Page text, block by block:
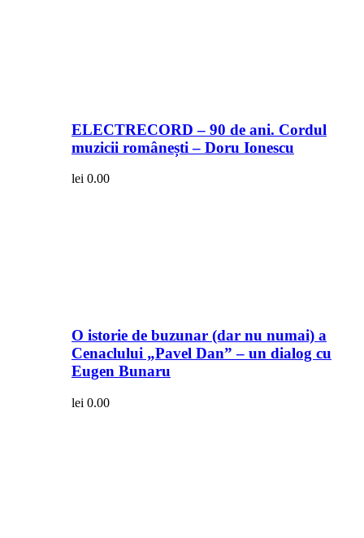
ELECTRECORD – 90 de ani. Cordul
muzicii românești – Doru Ionescu
lei 0.00
O istorie de buzunar (dar nu numai) a
Cenaclului „Pavel Dan” – un dialog cu
Eugen Bunaru
lei 0.00